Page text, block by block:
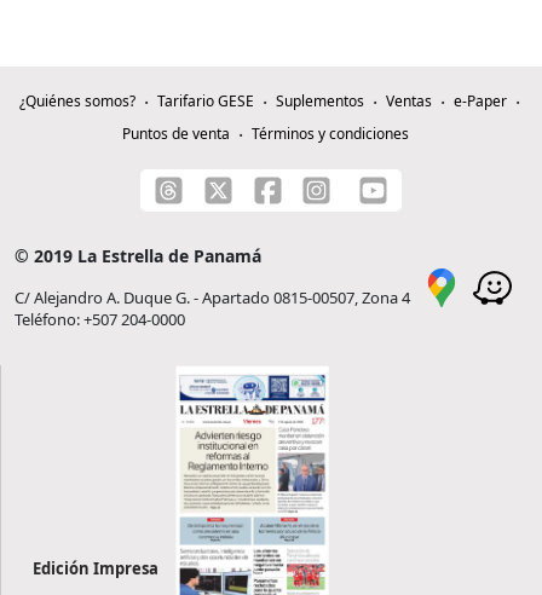
¿Quiénes somos? Tarifario GESE Suplementos Ventas
e-Paper
Puntos de venta
Términos y condiciones
© 2019 La Estrella de Panamá
C/ Alejandro A. Duque G. - Apartado 0815-00507, Zona 4
Teléfono: +507 204-0000
Edición Impresa